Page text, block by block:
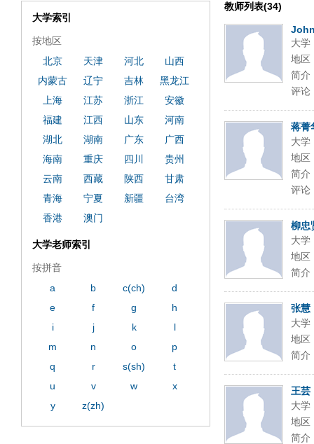
教师列表(34)
大学
地区
简介
评论
蒋菁
大学
地区
简介
评论
柳忠
大学
地区
简介
张慧
大学
地区
简介
王芸
大学
地区
简介
大学索引
按地区
北京
天津 河北
山西
内蒙古
辽宁 吉林
黑龙江
上海
江苏 浙江
安徽
福建
江西 山东
河南
湖北
湖南 广东
广西
海南
重庆 四川
贵州
云南
西藏 陕西
甘肃
青海
宁夏 新疆
台湾
香港
澳门
大学老师索引
按拼音
a
b c(ch)
d
e
f g
h
i
j k
l
m
n o
p
q
r s(sh)
t
u
v w
x
y
z(zh)